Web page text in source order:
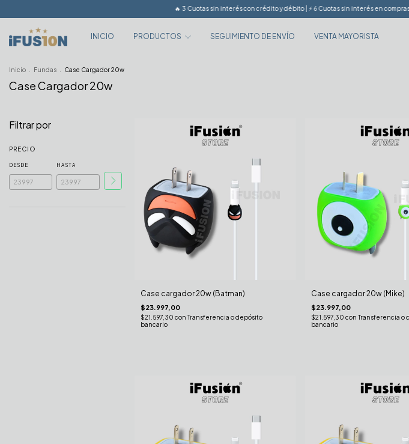
🔥 3 Cuotas sin interés con crédito y débito | ⚡️ 6 Cuotas sin interés en compras
INICIO PRODUCTOS SEGUIMIENTO DE ENVÍO VENTA MAYORISTA
Inicio Fundas Case Cargador 20w
Case Cargador 20w
Filtrar por
PRECIO
DESDE HASTA
Case cargador 20w (Batman)
$23.997,00
$21.597,30 con Transferencia o depósito
bancario
Case cargador 20w (Mike)
$23.997,00
$21.597,30 con Transferencia o
bancario